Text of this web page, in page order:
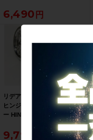
6,490
リデア RIDEA ブロンプトン用
ヒンジクランプ アッセンブリ
ー HINGE CLAMP
ASSEMBLY シルバー
9,790